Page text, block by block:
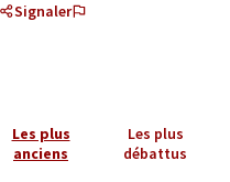
Signaler
Les plus
anciens
Les plus
débattus